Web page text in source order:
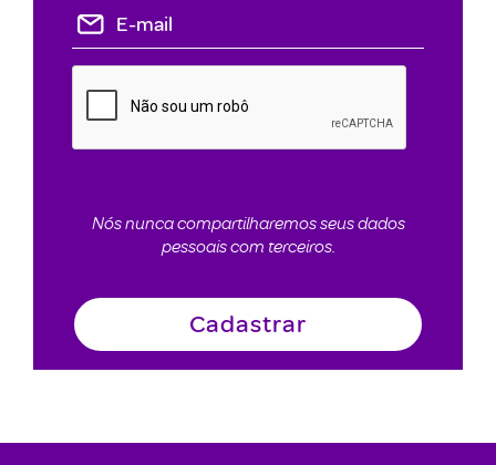
Nós nunca compartilharemos seus dados
pessoais com terceiros.